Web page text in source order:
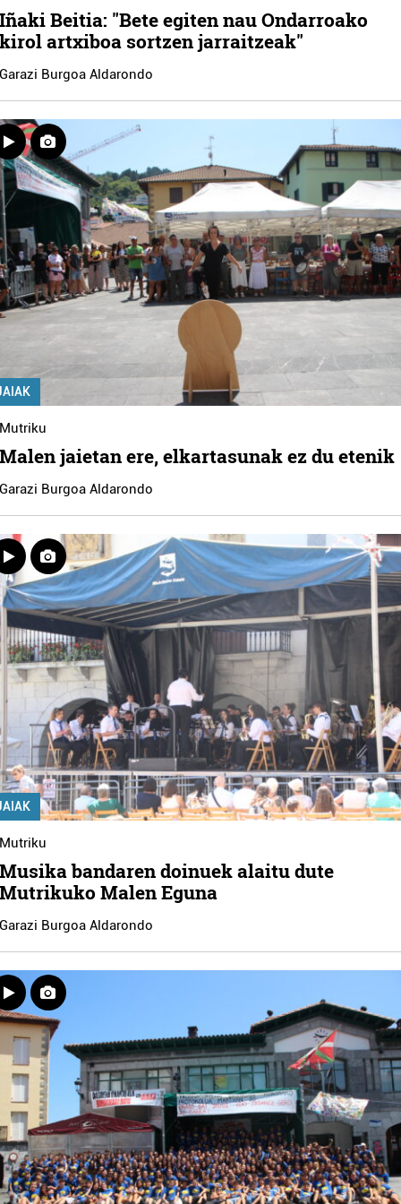
Beitia: "Bete egiten nau Ondarroako
artxiboa sortzen jarraitzeak"
Burgoa Aldarondo
jaietan ere, elkartasunak ez du etenik
Burgoa Aldarondo
bandaren doinuek alaitu dute
Malen Eguna
Burgoa Aldarondo